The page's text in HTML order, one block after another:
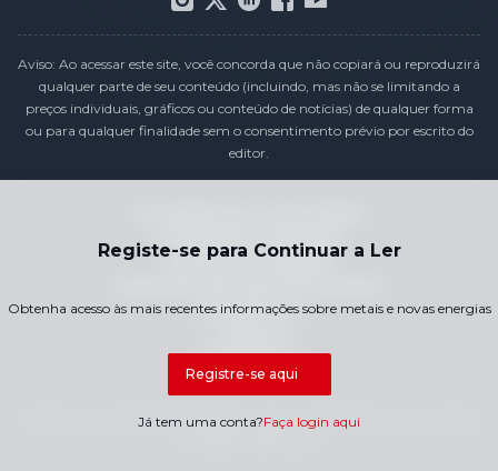
Registe-se para Continuar a Ler
Obtenha acesso às mais recentes informações sobre metais e novas energias
Registre-se aqui
Já tem uma conta?Faça login aqui
Aviso: Ao acessar este site, você concorda que não copiará ou reproduzirá
qualquer parte de seu conteúdo (incluindo, mas não se limitando a
preços individuais, gráficos ou conteúdo de notícias) de qualquer forma
ou para qualquer finalidade sem o consentimento prévio por escrito do
editor.
Política de Privacidade
Termos e Condições
Contacte-nos
Mapa do Site
Direitos autorais © 2026 SMM Information & Technology Co., Ltd. Todos